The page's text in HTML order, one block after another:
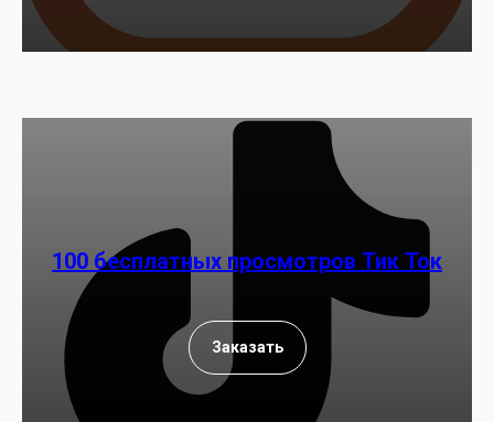
100 бесплатных просмотров Тик Ток
Заказать